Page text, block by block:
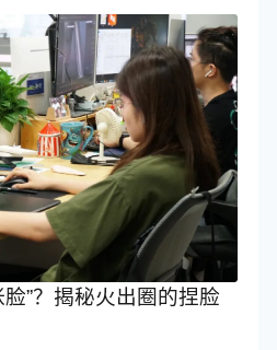
”？揭秘火出圈的捏脸